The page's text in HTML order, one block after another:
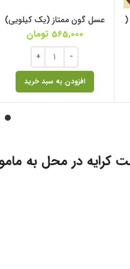
عسل گون ممتاز (یک کیلویی)
565,000 تومان
افزودن به سبد خرید
کرایه در محل به